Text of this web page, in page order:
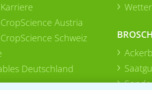
Austria
Schweiz
Deutschland